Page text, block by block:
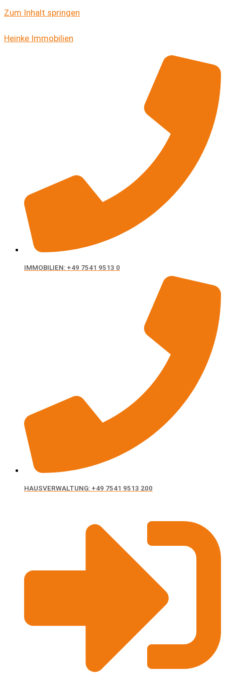
Zum Inhalt springen
Heinke Immobilien
IMMOBILIEN: +49 7541 9513 0
HAUSVERWALTUNG: +49 7541 9513 200